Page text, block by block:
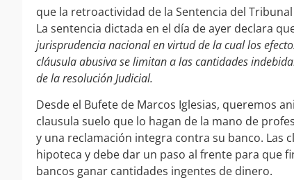
que la retroactividad de la Sentencia del
La sentencia dictada en el día de ayer declara
jurisprudencia nacional en virtud de la cual los
cláusula abusiva se limitan a las cantidades
de la resolución Judicial.
Desde el Bufete de Marcos Iglesias, queremos
clausula suelo que lo hagan de la mano de
y una reclamación integra contra su banco. Las
hipoteca y debe dar un paso al frente para que
bancos ganar cantidades ingentes de dinero.